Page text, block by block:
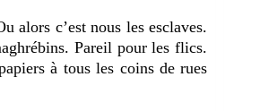
alors cʼest nous les esclaves.
Pareil pour les flics.
à tous les coins de rues